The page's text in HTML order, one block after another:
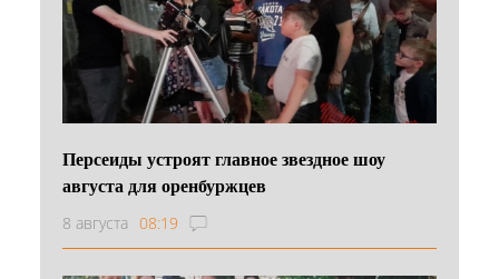
Персеиды устроят главное звездное шоу
августа для оренбуржцев
8 августа 08:19